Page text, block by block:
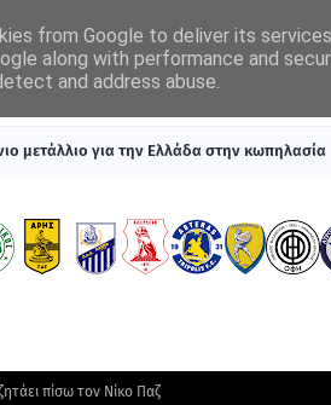
ΒΑΘΜΟΛΟΓΙΕΣ ΠΡΩΤΟΣΕΛΙΔΑ
μετάλλιο για την Ελλάδα στην κωπηλασία
πίσω τον Νίκο Παζ
from Google to deliver its
along with performance and
and address abuse.